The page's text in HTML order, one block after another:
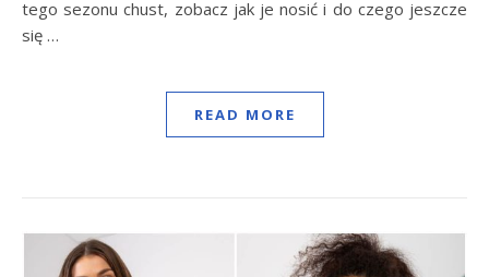
tego sezonu chust, zobacz jak je nosić i do czego jeszcze
się …
READ MORE